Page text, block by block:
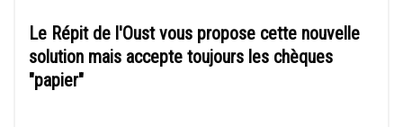
Le Répit de l'Oust vous propose cette nouvelle
solution mais accepte toujours les chèques
"papier"